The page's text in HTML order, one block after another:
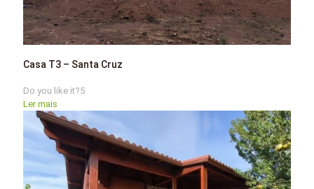
Casa T3 – Santa Cruz
Do you like it?5
Ler mais